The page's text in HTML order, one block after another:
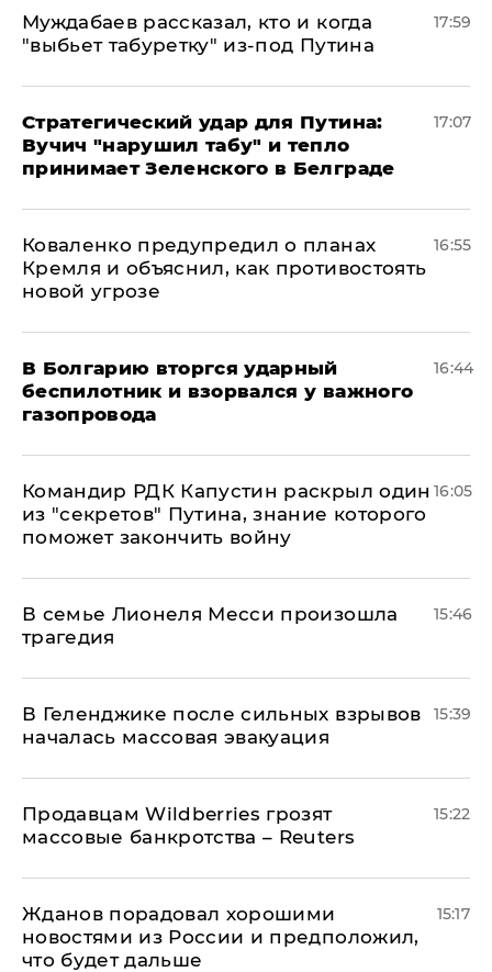
Муждабаев рассказал, кто и когда
"выбьет табуретку" из-под Путина
17:59
Стратегический удар для Путина:
Вучич "нарушил табу" и тепло
принимает Зеленского в Белграде
17:07
Коваленко предупредил о планах
Кремля и объяснил, как противостоять
новой угрозе
16:55
В Болгарию вторгся ударный
беспилотник и взорвался у важного
газопровода
16:44
Командир РДК Капустин раскрыл один
из "секретов" Путина, знание которого
поможет закончить войну
16:05
В семье Лионеля Месси произошла
трагедия
15:46
В Геленджике после сильных взрывов
началась массовая эвакуация
15:39
Продавцам Wildberries грозят
массовые банкротства – Reuters
15:22
Жданов порадовал хорошими
новостями из России и предположил,
что будет дальше
15:17